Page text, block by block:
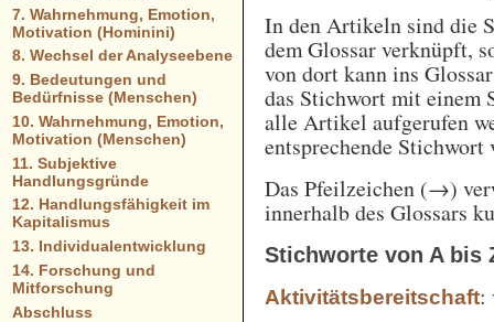
In den Artikeln sind die
dem Glossar verknüpft,
von dort kann ins
das Stichwort mit einem
alle Artikel aufgerufen
entsprechende Stichwort
Das Pfeilzeichen (→)
innerhalb des Glossars
Stichworte von A bis
Aktivitätsbereitschaft:
7. Wahrnehmung, Emotion,
Motivation (Hominini)
8. Wechsel der Analyseebene
9. Bedeutungen und
Bedürfnisse (Menschen)
10. Wahrnehmung, Emotion,
Motivation (Menschen)
11. Subjektive
Handlungsgründe
12. Handlungsfähigkeit im
Kapitalismus
13. Individualentwicklung
14. Forschung und
Mitforschung
Abschluss